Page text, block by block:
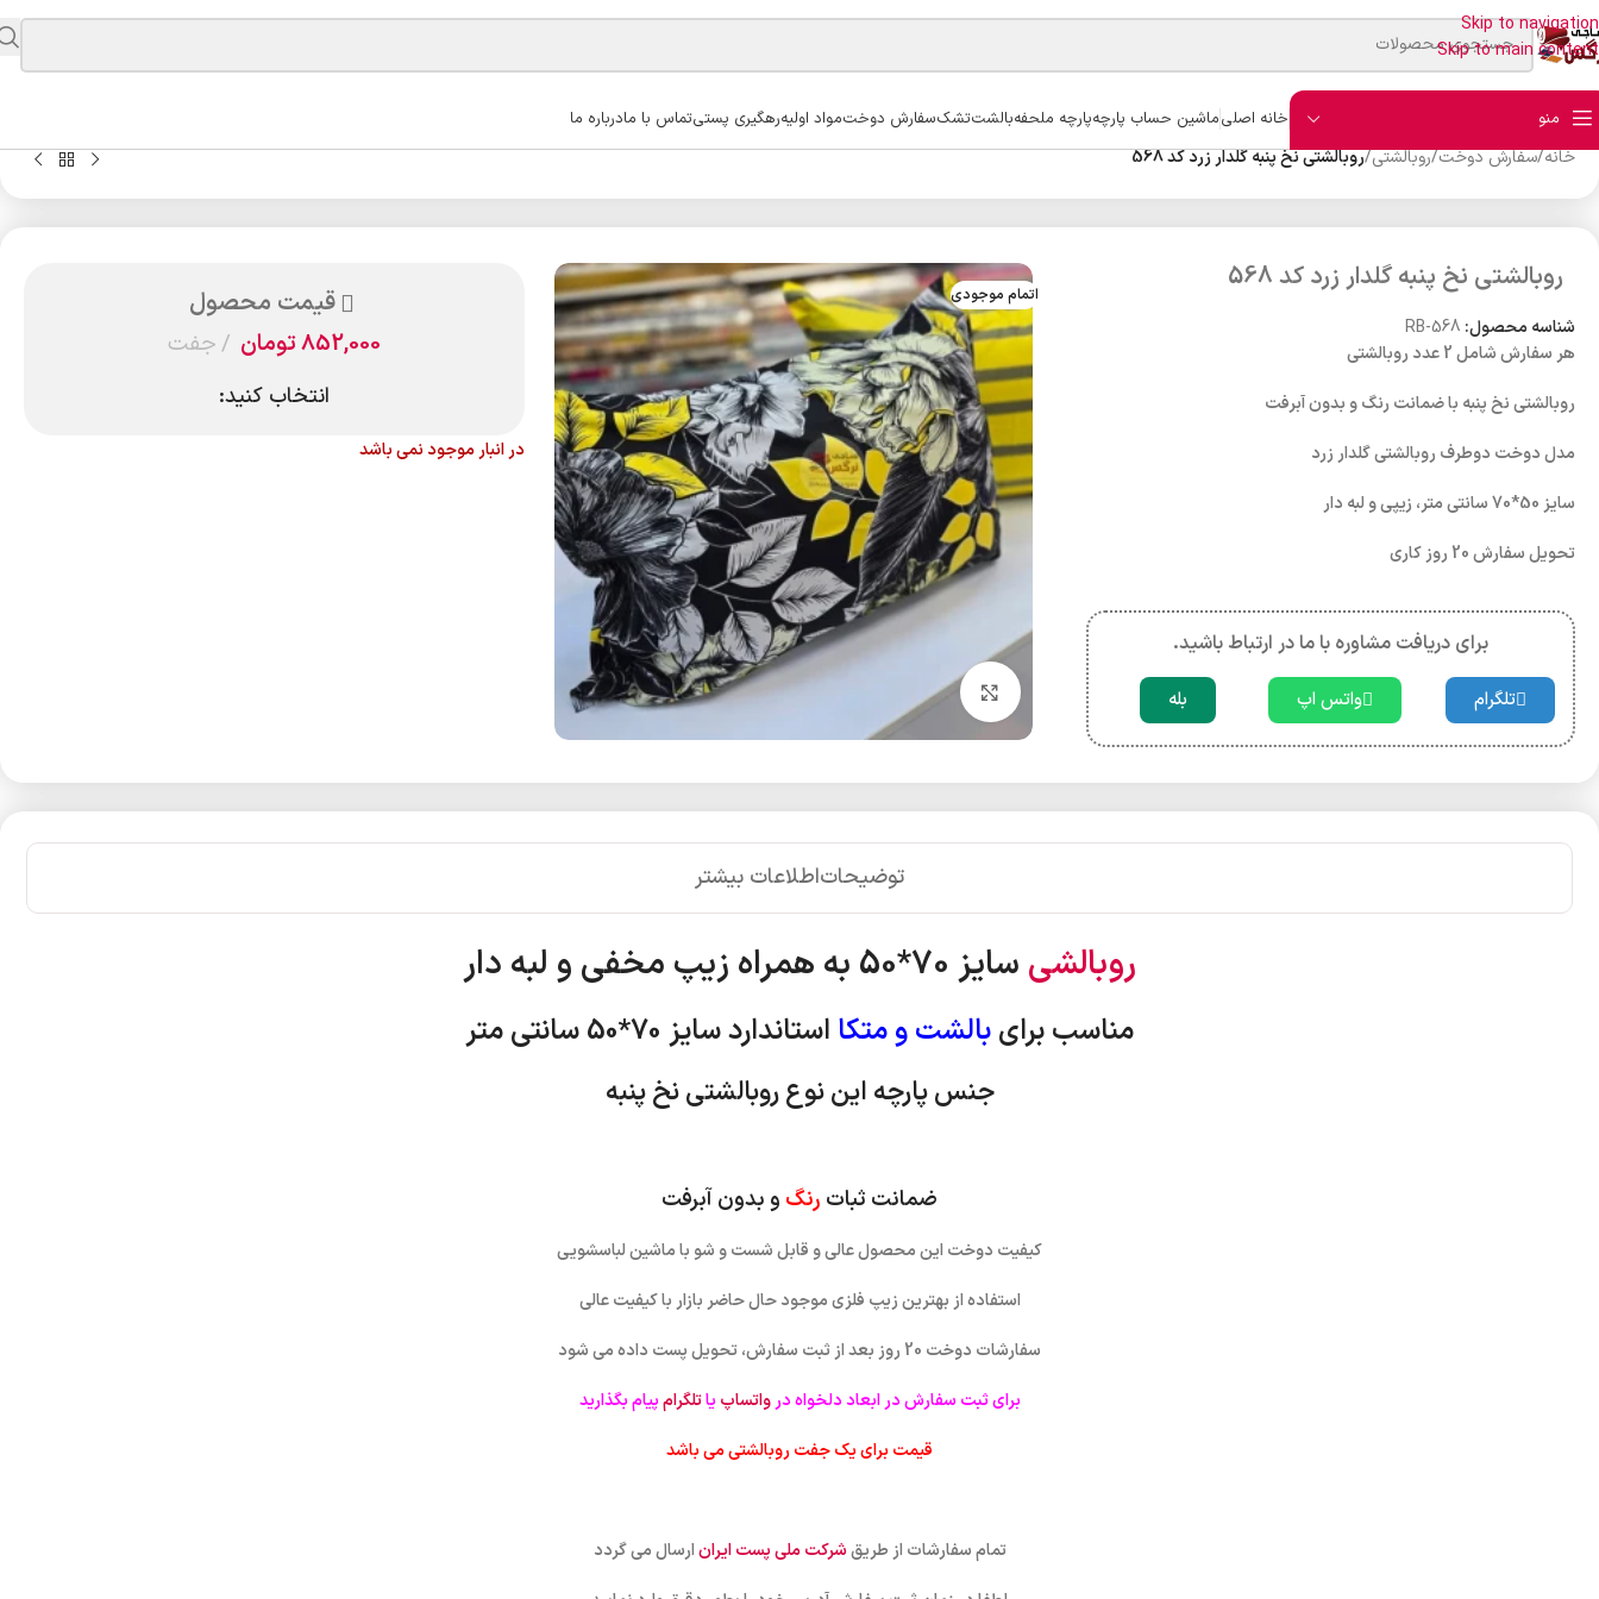
Skip to navigation
Skip to main content
منو خانه اصلیماشین حساب پارچهپارچه ملحفهبالشتتشکسفارش دوختمواد اولیهرهگیری پستیتماس با مادرباره ما
خانه/سفارش دوخت/روبالشتی/روبالشتی نخ پنبه گلدار زرد کد 568
روبالشتی نخ پنبه گلدار زرد کد 568
شناسه محصول: RB-568
هر سفارش شامل 2 عدد روبالشتی
روبالشتی نخ پنبه با ضمانت رنگ و بدون آبرفت
مدل دوخت دوطرف روبالشتی گلدار زرد
سایز 50*70 سانتی متر، زیپی و لبه دار
تحویل سفارش 20 روز کاری
برای دریافت مشاوره با ما در ارتباط باشید.
تلگرام واتس اپ بله
اتمام موجودی
بزرگنمایی تصویر
قیمت محصول
852,000تومان جفت
انتخاب کنید:
در انبار موجود نمی باشد
توضیحاتاطلاعات بیشتر
روبالشی سایز 70*50 به همراه زیپ مخفی و لبه دار
مناسب برایبالشت و متکا استانداردسایز 70*50 سانتی متر
جنس پارچه این نوع روبالشتی نخ پنبه
ضمانت ثبات رنگ و بدون آبرفت
کیفیت دوخت این محصول عالی و قابل شست و شو با ماشین لباسشویی
استفاده از بهترین زیپ فلزی موجود حال حاضر بازار با کیفیت عالی
سفارشات دوخت 20 روز بعد از ثبت سفارش، تحویل پست داده می شود
برای ثبت سفارش در ابعاد دلخواه درواتساپ یاتلگرامپیام بگذارید
قیمت برای یک جفت روبالشتی می باشد
تمام سفارشات از طریقشرکت ملی پست ایرانارسال می گردد